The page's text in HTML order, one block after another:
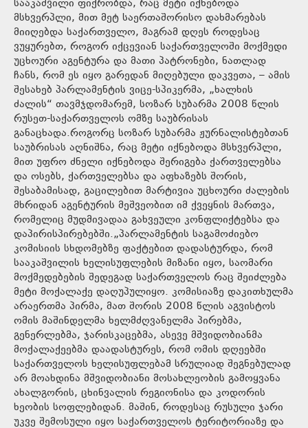
სააკაშვილი ფიქრობდა, რაც მეტი იქნებოდა
მსხვერპლი, მით მეტ საერთაშორისო დახმარებას
მიიღებდა საქართველო, მაგრამ დღეს როდესაც
ვუყურებთ, როგორ იქცევიან საქართველოში მოქმედი
უცხოური აგენტურა და მათი პატრონები, ნათლად
ჩანს, რომ ეს იყო გარედან მიღებული დაკვეთა, – ამის
შესახებ პარლამენტის ვიცე-სპიკერმა, „ხალხის
ძალის“ თავმჯდომარემ, სოზარ სუბარმა 2008 წლის
რუსეთ-საქართველოს ომზე საუბრისას
განაცხადა.როგორც სოზარ სუბარმა ჟურნალისტებთან
საუბრისას აღნიშნა, რაც მეტი იქნებოდა მსხვერპლი,
მით უფრო ძნელი იქნებოდა შერიგება ქართველებსა
და ოსებს, ქართველებსა და აფხაზებს შორის,
შესაბამისად, გაცილებით მარტივია უცხოური ძალების
მხრიდან აგენტურის მეშვეობით იმ ქვეყნის მართვა,
რომელიც მუდმივადაა გახვეული კონფლიქტებსა და
დაპირისპირებებში.„პარლამენტის საგამოძიებო
კომისიის სხდომებზე ფაქტებით დადასტურდა, რომ
სააკაშვილის ხელისუფლების მიზანი იყო, საომარი
მოქმედებების შედეგად საქართველოს რაც შეიძლება
მეტი მოქალაქე დაღუპულიყო. კომისიაზე დაკითხულმა
არაერთმა პირმა, მათ შორის 2008 წლის აგვისტოს
ომის მაშინდელმა ხელმძღვანელმა პირებმა,
გენერლებმა, ჯარისკაცებმა, ასევე მშვიდობიანმა
მოქალაქეებმა დაადასტურეს, რომ ომის დღეებში
საქართველოს ხელისუფლებამ სრულიად შეგნებულად
არ მოახდინა მშვიდობიანი მოსახლეობის გამოყვანა
ახალგორის, ცხინვალის რეგიონისა და კოდორის
ხეობის სოფლებიდან. მაშინ, როდესაც რუსული ჯარი
უკვე შემოსული იყო საქართველოს ტერიტორიაზე და